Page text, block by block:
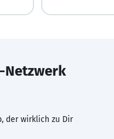
Netzwerk
der wirklich zu Dir